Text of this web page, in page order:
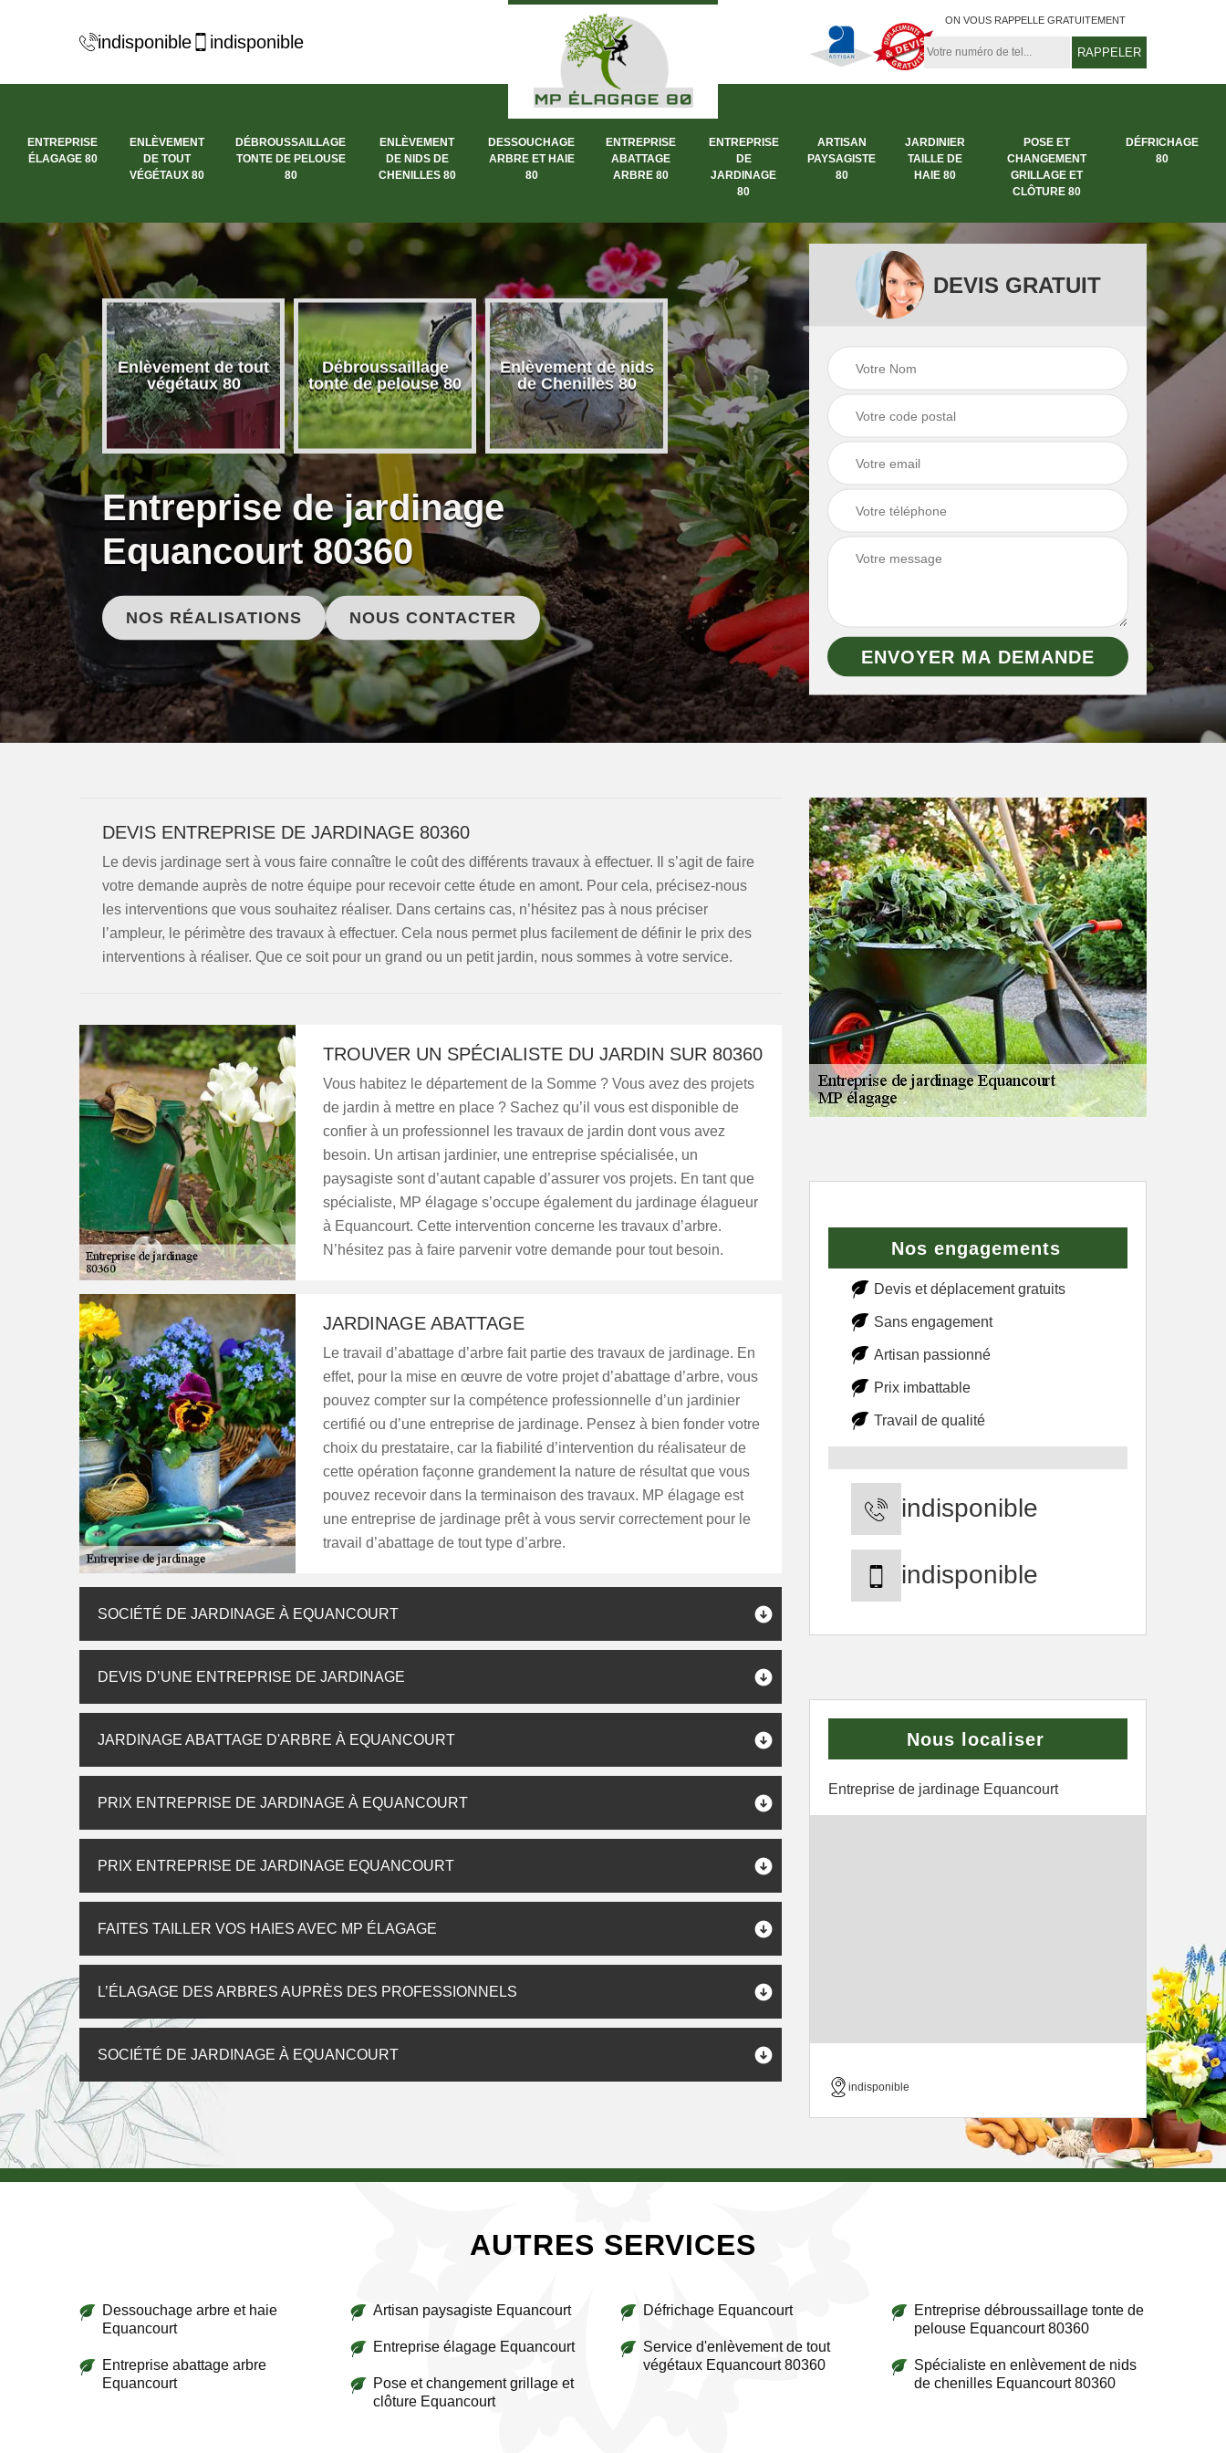
indisponible indisponible
ON VOUS RAPPELLE GRATUITEMENT
ENTREPRISE
ÉLAGAGE 80
ENLÈVEMENT
DE TOUT
VÉGÉTAUX 80
DÉBROUSSAILLAGE
TONTE DE PELOUSE
80
ENLÈVEMENT
DE NIDS DE
CHENILLES 80
DESSOUCHAGE
ARBRE ET HAIE
80
ENTREPRISE
ABATTAGE
ARBRE 80
ENTREPRISE
DE
JARDINAGE
80
ARTISAN
PAYSAGISTE
80
JARDINIER
TAILLE DE
HAIE 80
POSE ET
CHANGEMENT
GRILLAGE ET
CLÔTURE 80
DÉFRICHAGE
80
élagage
Enlèvement de tout
végétaux 80
Débroussaillage
tonte de pelouse 80
Enlèvement de nids
de Chenilles 80
Dessouchage arbre
et haie 80
Entreprise abattage
Entreprise de
jardinage 80
Entreprise de jardinage
Equancourt 80360
NOS RÉALISATIONS NOUS CONTACTER
DEVIS GRATUIT
DEVIS ENTREPRISE DE JARDINAGE 80360
Le devis jardinage sert à vous faire connaître le coût des différents travaux à effectuer. Il s’agit de faire
votre demande auprès de notre équipe pour recevoir cette étude en amont. Pour cela, précisez-nous
les interventions que vous souhaitez réaliser. Dans certains cas, n’hésitez pas à nous préciser
l’ampleur, le périmètre des travaux à effectuer. Cela nous permet plus facilement de définir le prix des
interventions à réaliser. Que ce soit pour un grand ou un petit jardin, nous sommes à votre service.
TROUVER UN SPÉCIALISTE DU JARDIN SUR 80360
Vous habitez le département de la Somme ? Vous avez des projets
de jardin à mettre en place ? Sachez qu’il vous est disponible de
confier à un professionnel les travaux de jardin dont vous avez
besoin. Un artisan jardinier, une entreprise spécialisée, un
paysagiste sont d’autant capable d’assurer vos projets. En tant que
spécialiste, MP élagage s’occupe également du jardinage élagueur
à Equancourt. Cette intervention concerne les travaux d’arbre.
N’hésitez pas à faire parvenir votre demande pour tout besoin.
JARDINAGE ABATTAGE
Le travail d’abattage d’arbre fait partie des travaux de jardinage. En
effet, pour la mise en œuvre de votre projet d’abattage d’arbre, vous
pouvez compter sur la compétence professionnelle d’un jardinier
certifié ou d’une entreprise de jardinage. Pensez à bien fonder votre
choix du prestataire, car la fiabilité d’intervention du réalisateur de
cette opération façonne grandement la nature de résultat que vous
pouvez recevoir dans la terminaison des travaux. MP élagage est
une entreprise de jardinage prêt à vous servir correctement pour le
travail d’abattage de tout type d’arbre.
SOCIÉTÉ DE JARDINAGE À EQUANCOURT
DEVIS D’UNE ENTREPRISE DE JARDINAGE
JARDINAGE ABATTAGE D'ARBRE À EQUANCOURT
PRIX ENTREPRISE DE JARDINAGE À EQUANCOURT
PRIX ENTREPRISE DE JARDINAGE EQUANCOURT
FAITES TAILLER VOS HAIES AVEC MP ÉLAGAGE
L’ÉLAGAGE DES ARBRES AUPRÈS DES PROFESSIONNELS
SOCIÉTÉ DE JARDINAGE À EQUANCOURT
Nos engagements
Devis et déplacement gratuits
Sans engagement
Artisan passionné
Prix imbattable
Travail de qualité
indisponible
indisponible
Nous localiser
Entreprise de jardinage Equancourt
indisponible
AUTRES SERVICES
Dessouchage arbre et haie
Equancourt
Entreprise abattage arbre
Equancourt
Artisan paysagiste Equancourt
Entreprise élagage Equancourt
Pose et changement grillage et
clôture Equancourt
Défrichage Equancourt
Service d'enlèvement de tout
végétaux Equancourt 80360
Entreprise débroussaillage tonte de
pelouse Equancourt 80360
Spécialiste en enlèvement de nids
de chenilles Equancourt 80360